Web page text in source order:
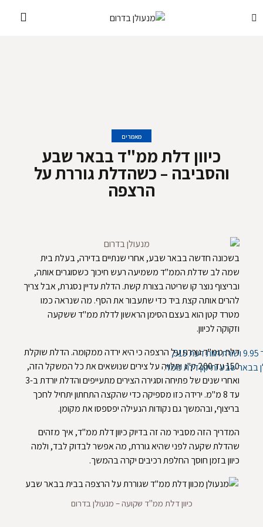
מאמרים
כיוון דלת ממ"ד בבאר שבע
והסביבה – כשהדלת גוררת על
הרצפה
בשכונה חדשה בבאר שבע, אחרי שנתיים בדירה, בעלת בית
שמה לב שדלת הממ"ד משמיעה רעש חיכוך כשסוגרים אותה,
ובריצוף נוצר קו שריטה בצורת קשת. הדלת עדיין נסגרת, אבל צריך
להרים אותה קצת ביד כדי שתעבור את הסף. מה שנראה כמו
מטרד קטן הוא בעצם הסימן הראשון לדלת ממ"ד ששקעה
וזקוקה לכיוון.
דלת ממ"ד גוררת על הרצפה כי היא ירדה ממקומה. הדלת שוקלת
150 עד 200 ק"ג ותלויה על צירים שנושאים את כל המשקל הזה,
ואחרי שנים של פתיחה וסגירה הצירים מתעייפים והדלת יורדת ב-3
עד 8 מ"מ. ירידה כזו מספיקה כדי שהקצה התחתון יתחיל לחכך
בריצוף, ובהמשך גם נקודות הנעילה יפספסו את מקומן.
המדריך הזה מסביר מה זה בדיוק כיוון דלת ממ"ד, איך מזהים
שהדלת שקעה לפני שהיא גוררת, מה אפשר לבדוק לבד, ולמה
כיוון בזמן חוסך החלפת רכיבים יקרה בהמשך.
כיוון דלת ממ"ד שקועה – מנעולן בדרום